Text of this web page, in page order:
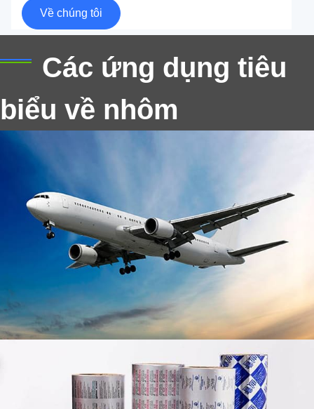
Về chúng tôi
Các ứng dụng tiêu
biểu về nhôm
Nhôm loại máy bay là hợp kim nhôm biến dạng có độ
bền siêu cao, được sử dụng rộng rãi trong ngành
Chất lượng cao 1235 O lá nhôm để cán, cung cấp sự
linh hoạt tuyệt vời, hiệu suất ổn định, và sự bảo vệ
đáng tin cậy cho các ứng dụng đóng gói.
Nhôm để sử dụng chiếu sáng trong nhà